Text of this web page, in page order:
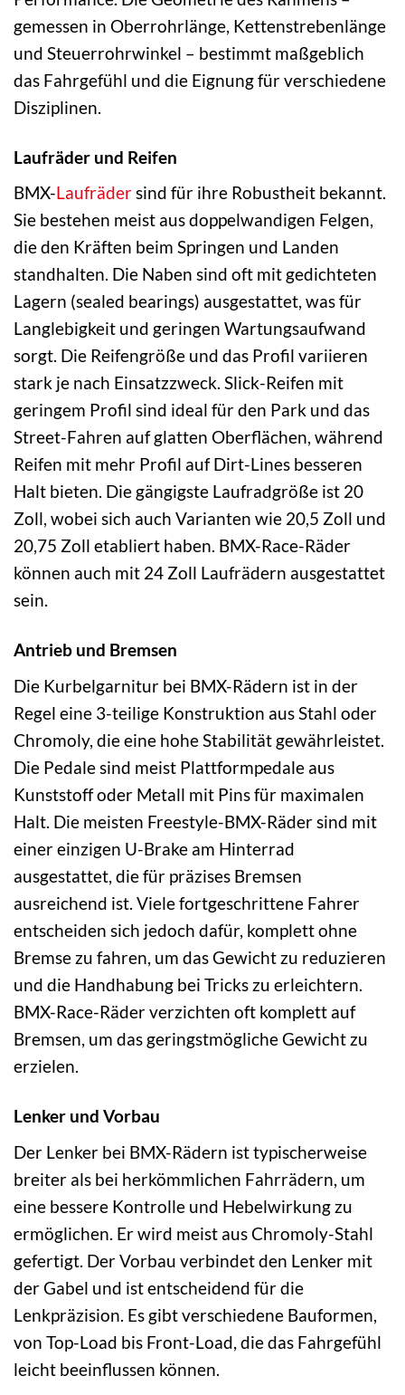
gemessen in Oberrohrlänge, Kettenstrebenlänge
und Steuerrohrwinkel – bestimmt maßgeblich
das Fahrgefühl und die Eignung für verschiedene
Disziplinen.
Laufräder und Reifen
BMX-Laufrädersind für ihre Robustheit bekannt.
Sie bestehen meist aus doppelwandigen Felgen,
die den Kräften beim Springen und Landen
standhalten. Die Naben sind oft mit gedichteten
Lagern (sealed bearings) ausgestattet, was für
Langlebigkeit und geringen Wartungsaufwand
sorgt. Die Reifengröße und das Profil variieren
stark je nach Einsatzzweck. Slick-Reifen mit
geringem Profil sind ideal für den Park und das
Street-Fahren auf glatten Oberflächen, während
Reifen mit mehr Profil auf Dirt-Lines besseren
Halt bieten. Die gängigste Laufradgröße ist 20
Zoll, wobei sich auch Varianten wie 20,5 Zoll und
20,75 Zoll etabliert haben. BMX-Race-Räder
können auch mit 24 Zoll Laufrädern ausgestattet
sein.
Antrieb und Bremsen
Die Kurbelgarnitur bei BMX-Rädern ist in der
Regel eine 3-teilige Konstruktion aus Stahl oder
Chromoly, die eine hohe Stabilität gewährleistet.
Die Pedale sind meist Plattformpedale aus
Kunststoff oder Metall mit Pins für maximalen
Halt. Die meisten Freestyle-BMX-Räder sind mit
einer einzigen U-Brake am Hinterrad
ausgestattet, die für präzises Bremsen
ausreichend ist. Viele fortgeschrittene Fahrer
entscheiden sich jedoch dafür, komplett ohne
Bremse zu fahren, um das Gewicht zu reduzieren
und die Handhabung bei Tricks zu erleichtern.
BMX-Race-Räder verzichten oft komplett auf
Bremsen, um das geringstmögliche Gewicht zu
erzielen.
Lenker und Vorbau
Der Lenker bei BMX-Rädern ist typischerweise
breiter als bei herkömmlichen Fahrrädern, um
eine bessere Kontrolle und Hebelwirkung zu
ermöglichen. Er wird meist aus Chromoly-Stahl
gefertigt. Der Vorbau verbindet den Lenker mit
der Gabel und ist entscheidend für die
Lenkpräzision. Es gibt verschiedene Bauformen,
von Top-Load bis Front-Load, die das Fahrgefühl
leicht beeinflussen können.